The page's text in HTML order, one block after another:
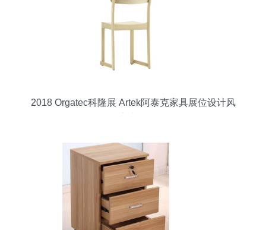
2018 Orgatec科隆展 Artek阿泰克家具展位设计风